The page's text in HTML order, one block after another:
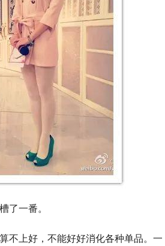
了一番。
不上好，不能好好消化各种单品。一